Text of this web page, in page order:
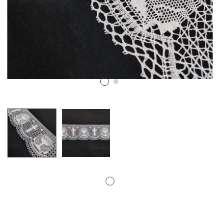
ENCAJES Y BORDADOS
Blusones falleros
CONFECCIÓN PROPIA